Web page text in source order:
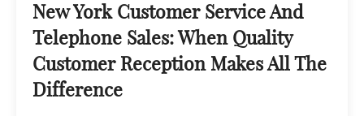
New York Customer Service And
Telephone Sales: When Quality
Customer Reception Makes All The
Difference